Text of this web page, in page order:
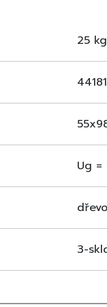
lak
bezpečnostní
Uw:cca 0,9–1,0 W/
Ug:
cca 0,5–0,6
klapka (dle
rozměru a výrobní
I22 je ideální
a vysokou
25 kg
Ug =
dřevo
3-